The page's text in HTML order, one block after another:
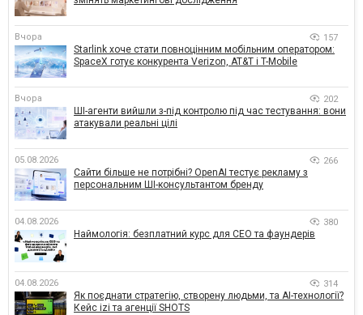
Вчора 157
Starlink хоче стати повноцінним мобільним оператором:
SpaceX готує конкурента Verizon, AT&T і T-Mobile
Вчора 202
ШІ-агенти вийшли з-під контролю під час тестування: вони
атакували реальні цілі
05.08.2026 266
Сайти більше не потрібні? OpenAI тестує рекламу з
персональним ШІ-консультантом бренду
04.08.2026 380
Наймологія: безплатний курс для CEO та фаундерів
04.08.2026 314
Як поєднати стратегію, створену людьми, та AI-технології?
Кейс izi та агенції SHOTS